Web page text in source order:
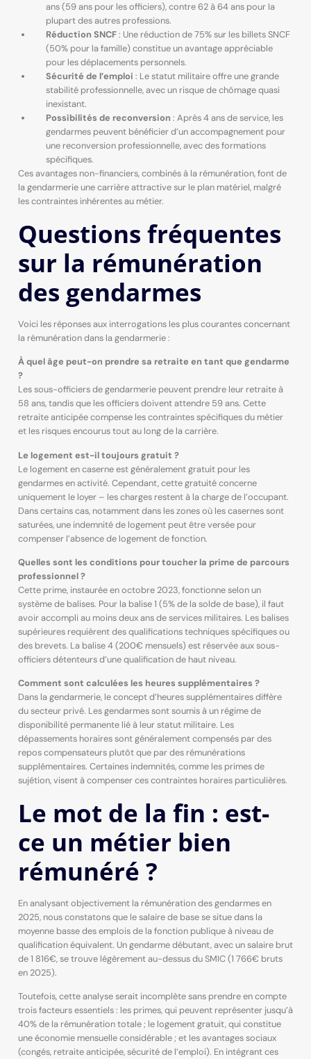
ans (59 ans pour les officiers), contre 62 à 64 ans pour la
plupart des autres professions.
Réduction SNCF: Une réduction de 75% sur les billets SNCF
(50% pour la famille) constitue un avantage appréciable
pour les déplacements personnels.
Sécurité de l’emploi : Le statut militaire offre une grande
stabilité professionnelle, avec un risque de chômage quasi
inexistant.
Possibilités de reconversion : Après 4 ans de service, les
gendarmes peuvent bénéficier d’un accompagnement pour
une reconversion professionnelle, avec des formations
spécifiques.
Ces avantages non-financiers, combinés à la rémunération, font de
la gendarmerie une carrière attractive sur le plan matériel, malgré
les contraintes inhérentes au métier.
Questions fréquentes
sur la rémunération
des gendarmes
Voici les réponses aux interrogations les plus courantes concernant
la rémunération dans la gendarmerie :
À quel âge peut-on prendre sa retraite en tant que gendarme
?
Les sous-officiers de gendarmerie peuvent prendre leur retraite à
58 ans, tandis que les officiers doivent attendre 59 ans. Cette
retraite anticipée compense les contraintes spécifiques du métier
et les risques encourus tout au long de la carrière.
Le logement est-il toujours gratuit ?
Le logement en caserne est généralement gratuit pour les
gendarmes en activité. Cependant, cette gratuité concerne
uniquement le loyer – les charges restent à la charge de l’occupant.
Dans certains cas, notamment dans les zones où les casernes sont
saturées, une indemnité de logement peut être versée pour
compenser l’absence de logement de fonction.
Quelles sont les conditions pour toucher la prime de parcours
professionnel ?
Cette prime, instaurée en octobre 2023, fonctionne selon un
système de balises. Pour la balise 1 (5% de la solde de base), il faut
avoir accompli au moins deux ans de services militaires. Les balises
supérieures requièrent des qualifications techniques spécifiques ou
des brevets. La balise 4 (200€ mensuels) est réservée aux sous-
officiers détenteurs d’une qualification de haut niveau.
Comment sont calculées les heures supplémentaires ?
Dans la gendarmerie, le concept d’heures supplémentaires diffère
du secteur privé. Les gendarmes sont soumis à un régime de
disponibilité permanente lié à leur statut militaire. Les
dépassements horaires sont généralement compensés par des
repos compensateurs plutôt que par des rémunérations
supplémentaires. Certaines indemnités, comme les primes de
sujétion, visent à compenser ces contraintes horaires particulières.
Le mot de la fin : est-
ce un métier bien
rémunéré ?
En analysant objectivement la rémunération des gendarmes en
2025, nous constatons que le salaire de base se situe dans la
moyenne basse des emplois de la fonction publique à niveau de
qualification équivalent. Un gendarme débutant, avec un salaire brut
de 1 816€, se trouve légèrement au-dessus du SMIC (1 766€ bruts
en 2025).
Toutefois, cette analyse serait incomplète sans prendre en compte
trois facteurs essentiels : les primes, qui peuvent représenter jusqu’à
40% de la rémunération totale ; le logement gratuit, qui constitue
une économie mensuelle considérable ; et les avantages sociaux
(congés, retraite anticipée, sécurité de l’emploi). En intégrant ces